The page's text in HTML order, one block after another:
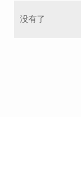
没有了